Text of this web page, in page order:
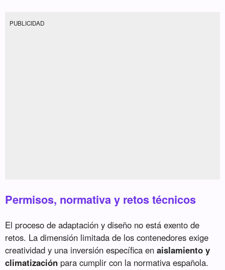
PUBLICIDAD
Permisos, normativa y retos técnicos
El proceso de adaptación y diseño no está exento de
retos. La dimensión limitada de los contenedores exige
creatividad y una inversión específica enaislamiento y
climatización para cumplir con la normativa española.